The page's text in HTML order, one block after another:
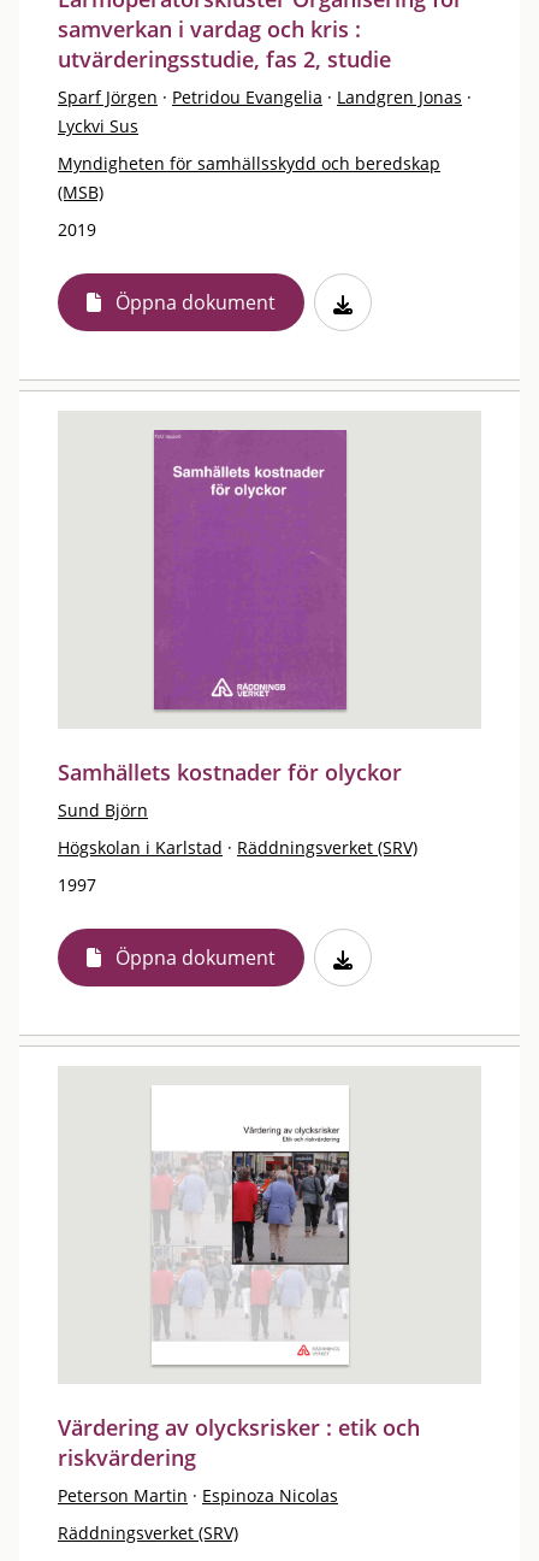
samverkan i vardag och kris :
utvärderingsstudie, fas 2, studie
Sparf Jörgen · Petridou Evangelia · Landgren Jonas ·
Lyckvi Sus
Myndigheten för samhällsskydd och beredskap
(MSB)
2019
Öppna dokument
Samhällets kostnader för olyckor
Sund Björn
Högskolan i Karlstad · Räddningsverket (SRV)
1997
Öppna dokument
Värdering av olycksrisker : etik och
riskvärdering
Peterson Martin · Espinoza Nicolas
Räddningsverket (SRV)